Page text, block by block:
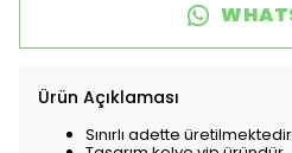
Ürün Açıklaması
Sınırlı adette